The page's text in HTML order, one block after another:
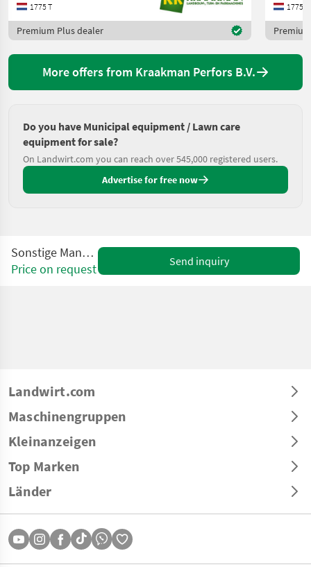
1775 T
Premium Plus dealer
1775 T
More offers from Kraakman Perfors B.V.
Do you have Municipal equipment / Lawn care
equipment for sale?
On Landwirt.com you can reach over 545,000 registered users.
Advertise for free now
Sonstige Mankar TWO50
Price on request
Send inquiry
Landwirt.com
Maschinengruppen
Kleinanzeigen
Top Marken
Länder